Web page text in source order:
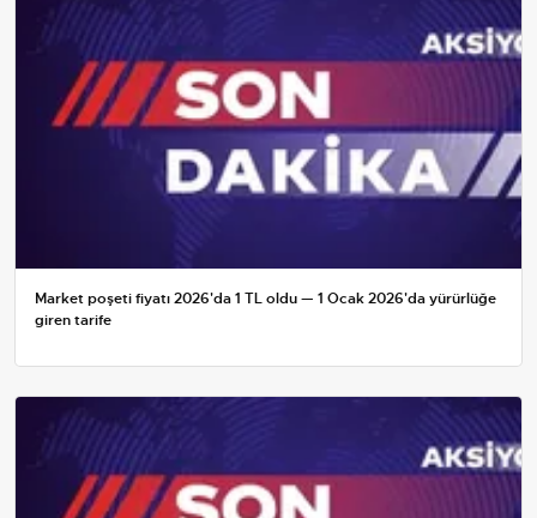
Market poşeti fiyatı 2026'da 1 TL oldu — 1 Ocak 2026'da yürürlüğe
giren tarife